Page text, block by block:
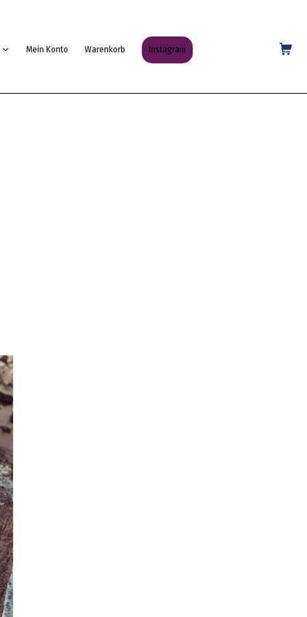
Mein Konto Warenkorb Instagram
Shopping Cart